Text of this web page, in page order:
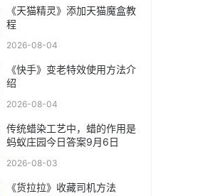
《天猫精灵》添加天猫魔盒教
程
2026-08-04
《快手》变老特效使用方法介
绍
2026-08-04
传统蜡染工艺中，蜡的作用是
蚂蚁庄园今日答案9月6日
2026-08-03
《货拉拉》收藏司机方法